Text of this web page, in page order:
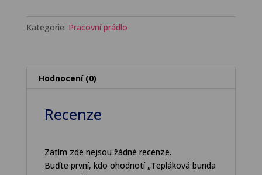
množství
Kategorie: Pracovní prádlo
Hodnocení (0)
Recenze
Zatím zde nejsou žádné recenze.
Buďte první, kdo ohodnotí „Tepláková bunda